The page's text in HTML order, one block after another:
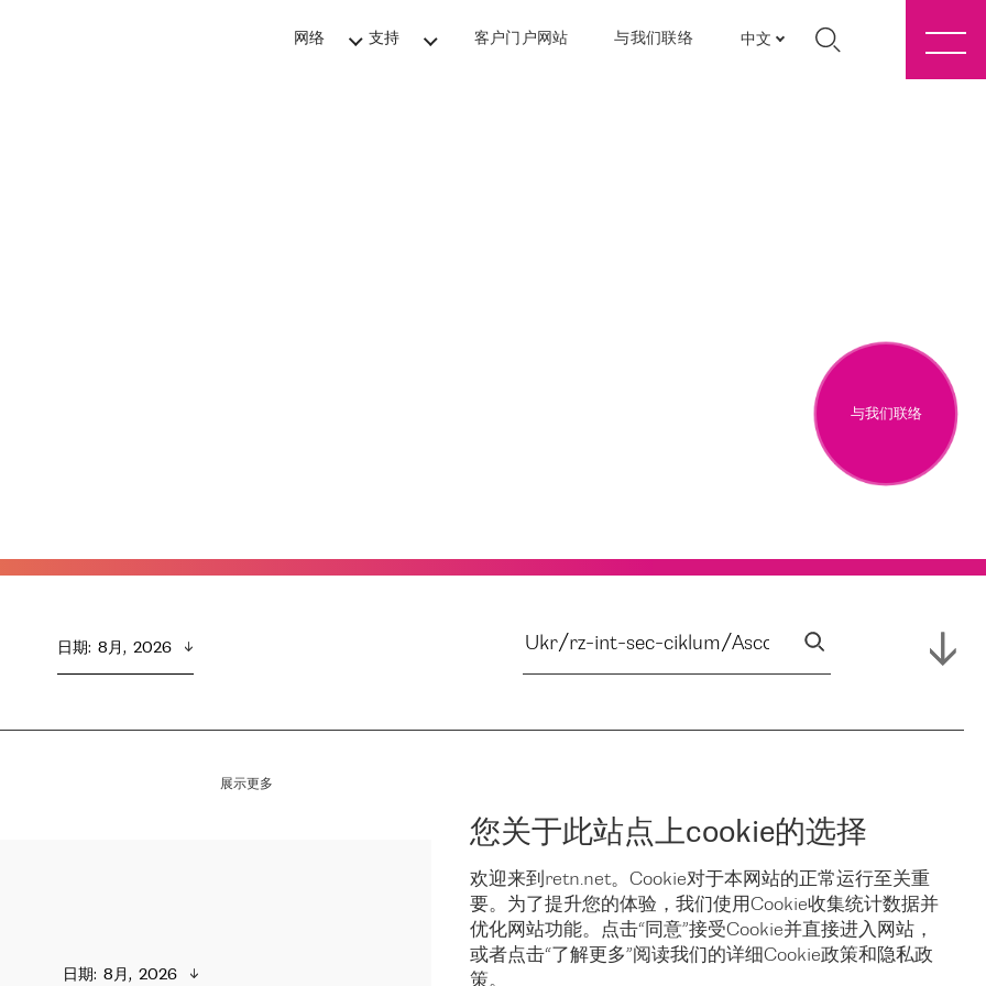
网络 支持 客户门户网站 与我们联络 中文
您关于此站点上cookie的选择
欢迎来到retn.net。Cookie对于本网站的正常运行至关重
要。为了提升您的体验，我们使用Cookie收集统计数据并
优化网站功能。点击“同意”接受Cookie并直接进入网站，
或者点击“了解更多”阅读我们的详细Cookie政策和隐私政
策。
与我们联络
日期: 8月,  2026
展示更多
日期: 8月,  2026